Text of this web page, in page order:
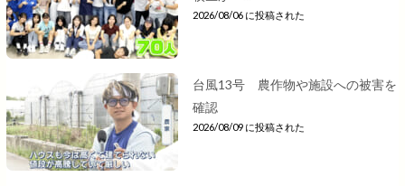
2026/08/06 に投稿された
台風13号 農作物や施設への被害を
確認
2026/08/09 に投稿された